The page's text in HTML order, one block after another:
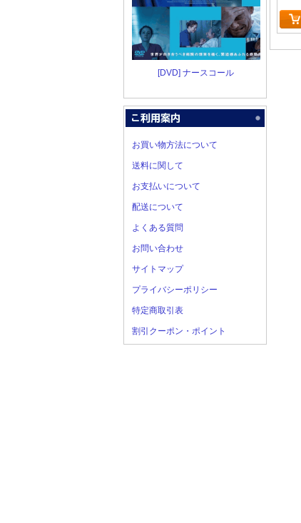
[DVD] ナースコール
お買い物方法について
送料に関して
お支払いについて
配送について
よくある質問
お問い合わせ
サイトマップ
プライバシーポリシー
特定商取引表
割引クーポン・ポイント